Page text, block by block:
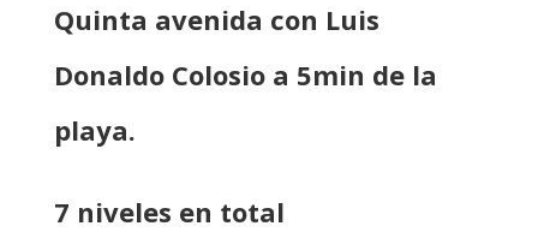
Quinta avenida con Luis
Donaldo Colosio a 5min de la
playa.
7 niveles en total